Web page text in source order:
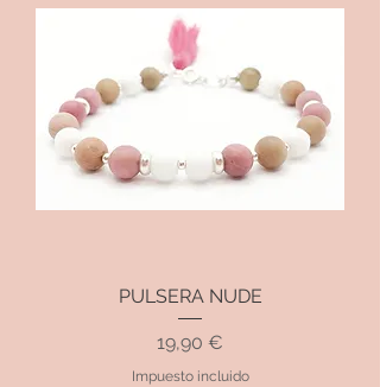
PULSERA NUDE
Precio
19,90 €
Impuesto incluido